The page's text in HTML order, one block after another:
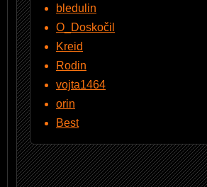
bledulin
O_Doskočil
Kreid
Rodin
vojta1464
orin
Best